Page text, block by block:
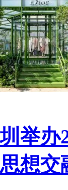
举办
想交